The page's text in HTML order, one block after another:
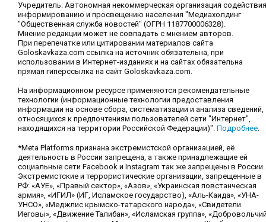
Учредитель: Автономная некоммерческая организация содействия
информированию и просвещению населения "Медиахолдинг
"Общественная служба новостей" (ОГРН 1187700006328).
Мнение редакции может не совпадать с мнением авторов.
При перепечатке или цитировании материалов сайта
Goloskavkaza.com ссылка на источник обязательна, при
использовании в Интернет-изданиях и на сайтах обязательна
прямая гиперссылка на сайт Goloskavkaza.com.
На информационном ресурсе применяются рекомендательные
технологии (информационные технологии предоставления
информации на основе сбора, систематизации и анализа сведений,
относящихся к предпочтениям пользователей сети "Интернет",
находящихся на территории Российской Федерации)". Подробнее.
*Meta Platforms признана экстремистской организацией, её
деятельность в России запрещена, а также принадлежащие ей
социальные сети Facebook и Instagram так же запрещены в России.
Экстремистские и террористические организации, запрещенные в
РФ: «АУЕ», «Правый сектор», «Азов», «Украинская повстанческая
армия», «ИГИЛ» (ИГ, Исламское государство), «Аль-Каида», «УНА-
УНСО», «Меджлис крымско-татарского народа», «Свидетели
Иеговы», «Движение Талибан», «Исламская группа»,